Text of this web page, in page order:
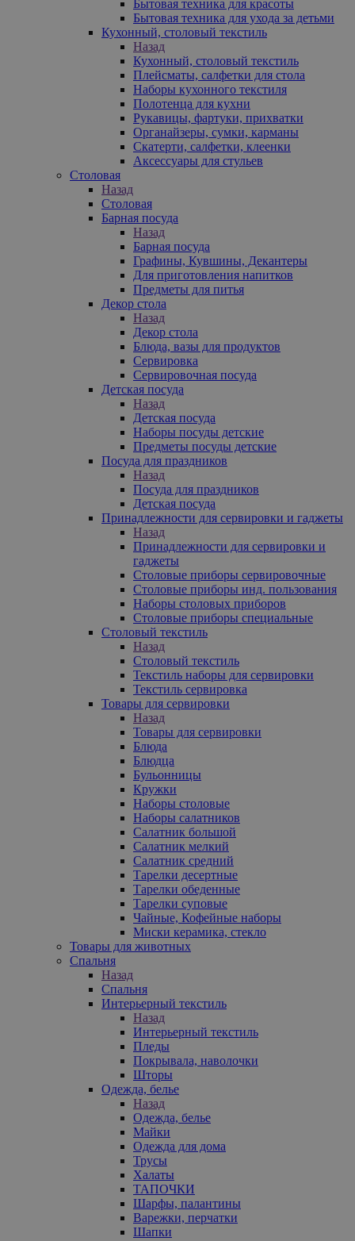
Бытовая техника для красоты
Бытовая техника для ухода за детьми
Кухонный, столовый текстиль
Назад
Кухонный, столовый текстиль
Плейсматы, салфетки для стола
Наборы кухонного текстиля
Полотенца для кухни
Рукавицы, фартуки, прихватки
Органайзеры, сумки, карманы
Скатерти, салфетки, клеенки
Аксессуары для стульев
Столовая
Назад
Столовая
Барная посуда
Назад
Барная посуда
Графины, Кувшины, Декантеры
Для приготовления напитков
Предметы для питья
Декор стола
Назад
Декор стола
Блюда, вазы для продуктов
Сервировка
Сервировочная посуда
Детская посуда
Назад
Детская посуда
Наборы посуды детские
Предметы посуды детские
Посуда для праздников
Назад
Посуда для праздников
Детская посуда
Принадлежности для сервировки и гаджеты
Назад
Принадлежности для сервировки и
гаджеты
Столовые приборы сервировочные
Столовые приборы инд. пользования
Наборы столовых приборов
Столовые приборы специальные
Столовый текстиль
Назад
Столовый текстиль
Текстиль наборы для сервировки
Текстиль сервировка
Товары для сервировки
Назад
Товары для сервировки
Блюда
Блюдца
Бульонницы
Кружки
Наборы столовые
Наборы салатников
Салатник большой
Салатник мелкий
Салатник средний
Тарелки десертные
Тарелки обеденные
Тарелки суповые
Чайные, Кофейные наборы
Миски керамика, стекло
Товары для животных
Спальня
Назад
Спальня
Интерьерный текстиль
Назад
Интерьерный текстиль
Пледы
Покрывала, наволочки
Шторы
Одежда, белье
Назад
Одежда, белье
Майки
Одежда для дома
Трусы
Халаты
ТАПОЧКИ
Шарфы, палантины
Варежки, перчатки
Шапки